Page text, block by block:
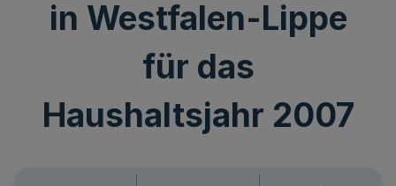
in Westfalen-Lippe
für das
Haushaltsjahr 2007